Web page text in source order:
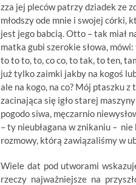
zza jej pleców patrzy dziadek ze
młodszy ode mnie i swojej córki,
jest jego babcią. Otto – tak miał
matka gubi szerokie słowa,
to to to, to, co co, to tak, to ten,
już tylko zaimki jakby na kogoś
ale na kogo, na co? Mój ptaszku z
zacinająca się igło starej
pogodo siwa, męczarnio
– ty nieubłagana w znikaniu –
rozmowy, którą zawiązaliśmy w
Wiele dat pod utworami
rzeczy najważniejsze na